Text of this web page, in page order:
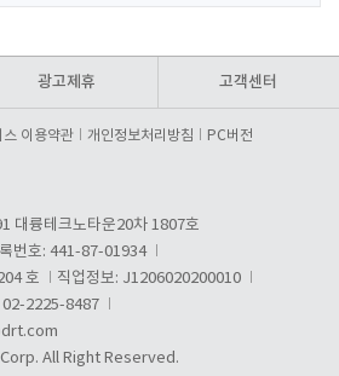
광고제휴 고객센터
스 이용약관 개인정보처리방침 PC버전
대륭테크노타운20차 1807호
번호: 441-87-01934
호
직업정보: J1206020200010
02-2225-8487
All Right Reserved.